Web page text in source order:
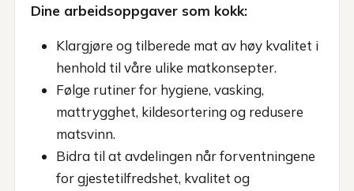
Dine arbeidsoppgaver som kokk:
Klargjøre og tilberede mat av høy kvalitet i
henhold til våre ulike matkonsepter.
Følge rutiner for hygiene, vasking,
mattrygghet, kildesortering og redusere
matsvinn.
Bidra til at avdelingen når forventningene
for gjestetilfredshet, kvalitet og